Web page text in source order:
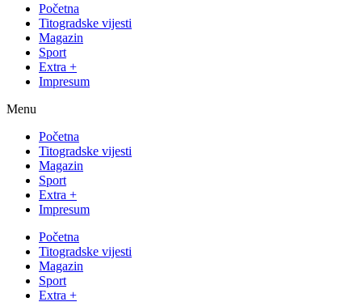
Početna
Titogradske vijesti
Magazin
Sport
Extra +
Impresum
Menu
Početna
Titogradske vijesti
Magazin
Sport
Extra +
Impresum
Početna
Titogradske vijesti
Magazin
Sport
Extra +